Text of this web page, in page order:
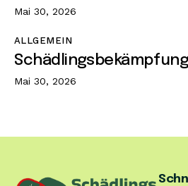
Mai 30, 2026
ALLGEMEIN
Schädlingsbekämpfung
Mai 30, 2026